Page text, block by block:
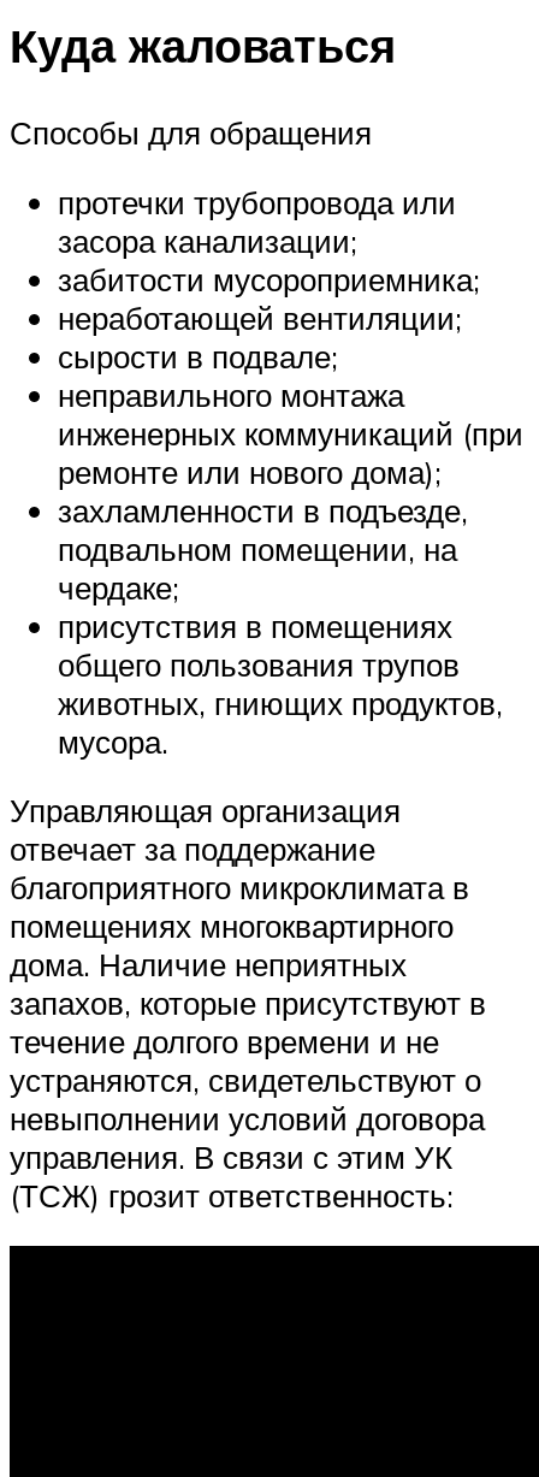
Куда жаловаться
Способы для обращения
протечки трубопровода или
засора канализации;
забитости мусороприемника;
неработающей вентиляции;
сырости в подвале;
неправильного монтажа
инженерных коммуникаций (при
ремонте или нового дома);
захламленности в подъезде,
подвальном помещении, на
чердаке;
присутствия в помещениях
общего пользования трупов
животных, гниющих продуктов,
мусора.
Управляющая организация
отвечает за поддержание
благоприятного микроклимата в
помещениях многоквартирного
дома. Наличие неприятных
запахов, которые присутствуют в
течение долгого времени и не
устраняются, свидетельствуют о
невыполнении условий договора
управления. В связи с этим УК
(ТСЖ) грозит ответственность: